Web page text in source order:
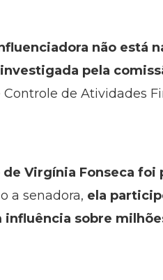
não está
pela
de Atividades
Virgínia Fonseca foi
a senadora, ela
influência sobre